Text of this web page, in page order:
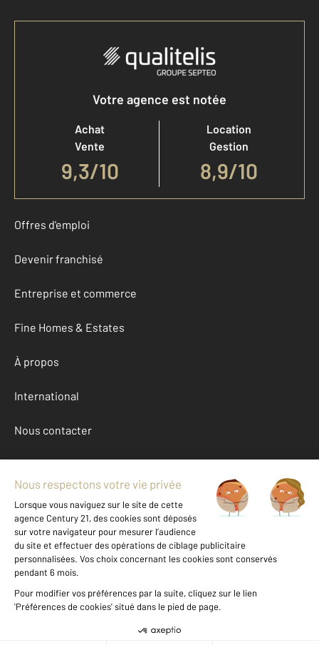
Votre agence est notée
Achat
Vente
9,3/10
Location
Gestion
8,9/10
Offres d'emploi
Devenir franchisé
Entreprise et commerce
Fine Homes & Estates
À propos
International
Nous contacter
Mentions légales & CGU et Barèmes d'honoraires
Données personnelles
Gestionnaire des cookies
Achat appartement autour de BOULOGNE BILLANCOURT (92100)